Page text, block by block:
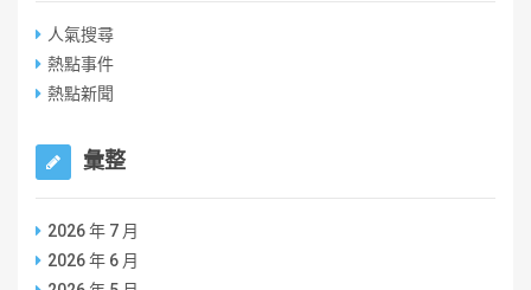
人氣搜尋
熱點事件
熱點新聞
彙整
2026 年 7 月
2026 年 6 月